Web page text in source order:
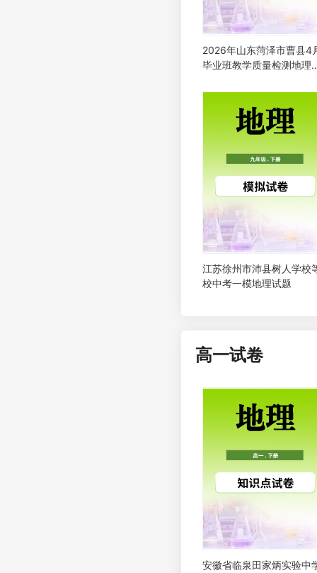
2026年山东菏泽市曹县4
毕业班教学质量检测地理
江苏徐州市沛县树人学校
校中考一模地理试题
高一试卷
安徽省临泉田家炳实验中